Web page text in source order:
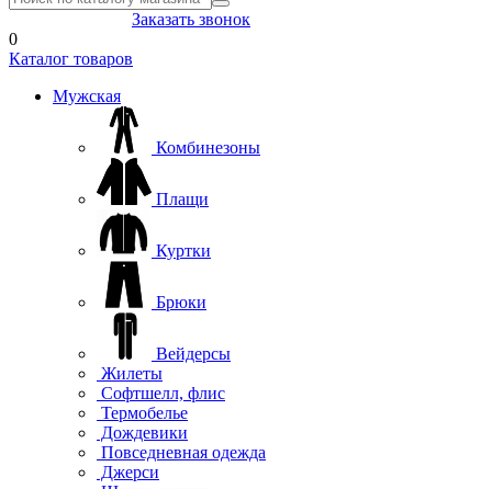
Заказать звонок
0
Каталог товаров
Мужская
Комбинезоны
Плащи
Куртки
Брюки
Вейдерсы
Жилеты
Софтшелл, флис
Термобелье
Дождевики
Повседневная одежда
Джерси